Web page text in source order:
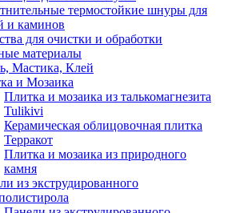
термостойкие шнуры для
и каминов
для очистки и обработки
материалы
Мастика, Клей
и Мозаика
Плитка и мозаика из талькомагнезита
Tulikivi
Керамическая облицовочная плитка
Терракот
Плитка и мозаика из природного
камня
из экструдированного